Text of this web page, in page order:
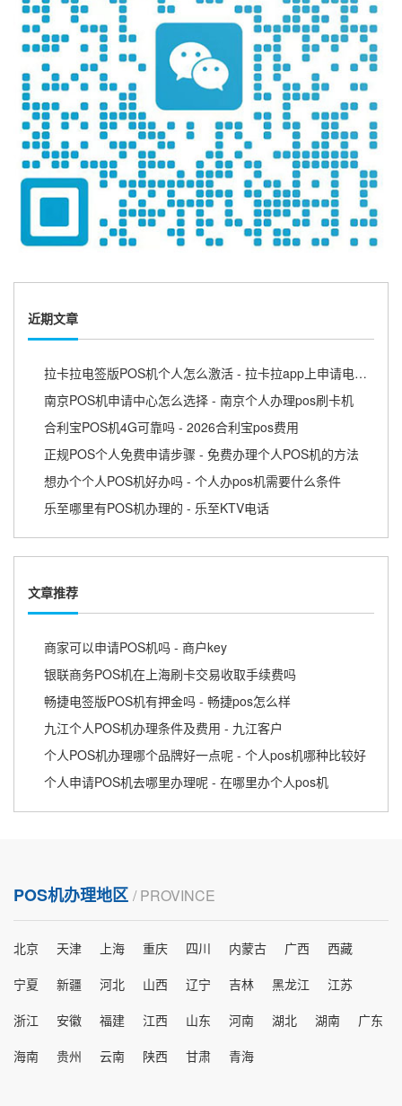
近期文章
拉卡拉电签版POS机个人怎么激活 - 拉卡拉app上申请电签pos需要收费吗
南京POS机申请中心怎么选择 - 南京个人办理pos刷卡机
合利宝POS机4G可靠吗 - 2026合利宝pos费用
正规POS个人免费申请步骤 - 免费办理个人POS机的方法
想办个个人POS机好办吗 - 个人办pos机需要什么条件
乐至哪里有POS机办理的 - 乐至KTV电话
文章推荐
商家可以申请POS机吗 - 商户key
银联商务POS机在上海刷卡交易收取手续费吗
畅捷电签版POS机有押金吗 - 畅捷pos怎么样
九江个人POS机办理条件及费用 - 九江客户
个人POS机办理哪个品牌好一点呢 - 个人pos机哪种比较好
个人申请POS机去哪里办理呢 - 在哪里办个人pos机
POS机办理地区 / PROVINCE
北京 天津 上海 重庆 四川 内蒙古 广西
西藏
宁夏
新疆 河北 山西 辽宁 吉林 黑龙江
江苏
浙江
安徽 福建 江西 山东 河南 湖北 湖南
广东
海南
贵州 云南 陕西 甘肃 青海